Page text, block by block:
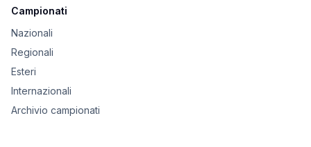
Campionati
Nazionali
Regionali
Esteri
Internazionali
Archivio campionati